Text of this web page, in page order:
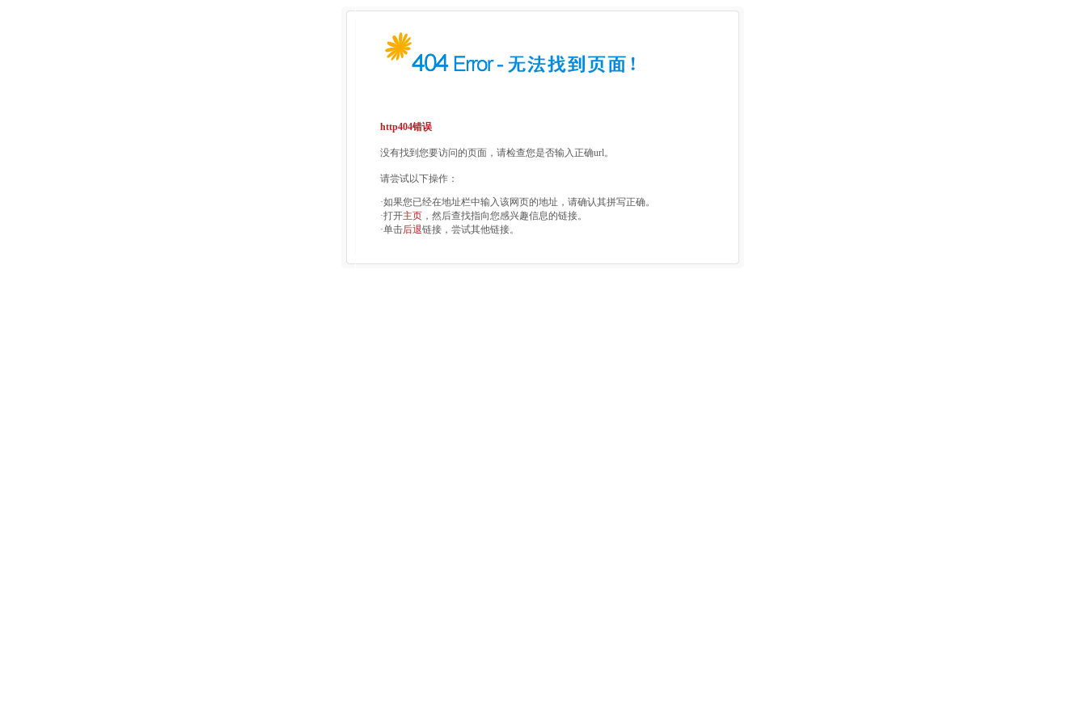
http404错误
没有找到您要访问的页面，请检查您是否输入正确url。
请尝试以下操作：
·如果您已经在地址栏中输入该网页的地址，请确认其拼写正确。
·打开主页 ，然后查找指向您感兴趣信息的链接。
·单击后退链接，尝试其他链接。